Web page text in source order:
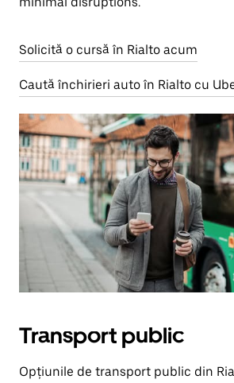
Solicită o cursă în Rialto acum
Caută închirieri auto în Rialto cu
Transport public
Opțiunile de transport public din